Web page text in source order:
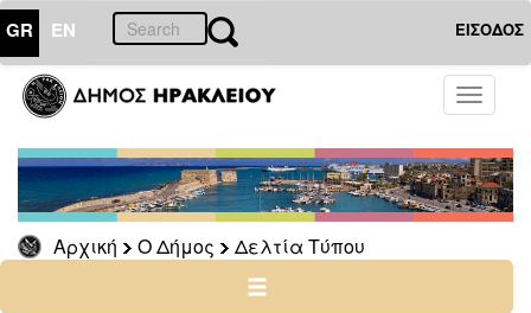
GR EN ΕΙΣΟΔΟΣ
Toggle
Αρχική Ο Δήμος Δελτία Τύπου
ΔΗΜΟΣ
Δελτία
Τύπου
Αρχείο